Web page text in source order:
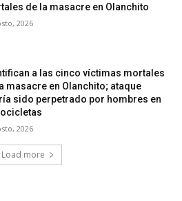
de la masacre en Olanchito
2026
a las cinco víctimas mortales
masacre en Olanchito; ataque
sido perpetrado por hombres en
2026
Load more